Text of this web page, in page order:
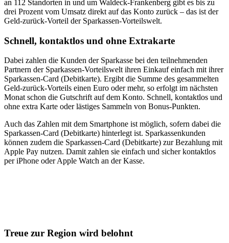
an 112 Standorten in und um Waldeck-Frankenberg gibt es bis zu
drei Prozent vom Umsatz direkt auf das Konto zurück – das ist der
Geld-zurück-Vorteil der Sparkassen-Vorteilswelt.
Schnell, kontaktlos und ohne Extrakarte
Dabei zahlen die Kunden der Sparkasse bei den teilnehmenden
Partnern der Sparkassen-Vorteilswelt ihren Einkauf einfach mit ihrer
Sparkassen-Card (Debitkarte). Ergibt die Summe des gesammelten
Geld-zurück-Vorteils einen Euro oder mehr, so erfolgt im nächsten
Monat schon die Gutschrift auf dem Konto. Schnell, kontaktlos und
ohne extra Karte oder lästiges Sammeln von Bonus-Punkten.
Auch das Zahlen mit dem Smartphone ist möglich, sofern dabei die
Sparkassen-Card (Debitkarte) hinterlegt ist. Sparkassenkunden
können zudem die Sparkassen-Card (Debitkarte) zur Bezahlung mit
Apple Pay nutzen. Damit zahlen sie einfach und sicher kontaktlos
per iPhone oder Apple Watch an der Kasse.
Treue zur Region wird belohnt